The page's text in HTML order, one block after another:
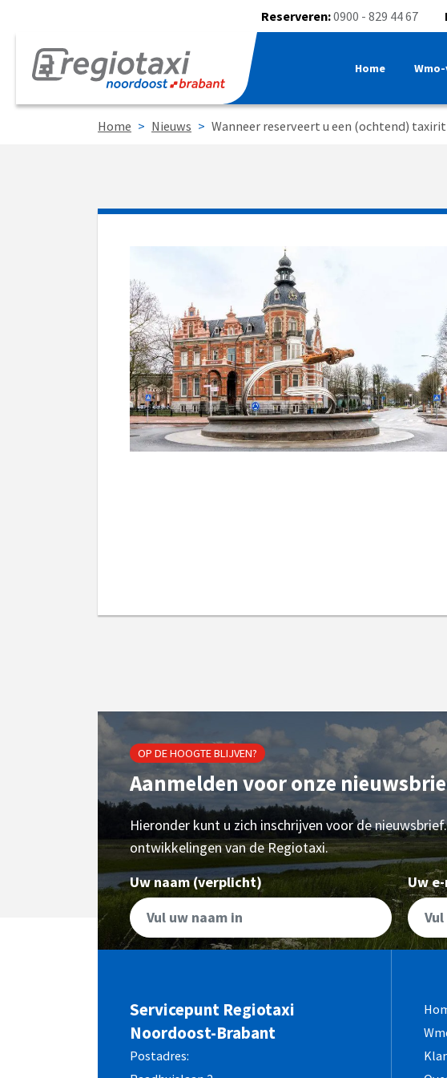
Reserveren:0900 - 829 44 67
Home
Home > Nieuws > Wanneer reserveert u een (ochtend) taxirit
OP DE HOOGTE BLIJVEN?
Aanmelden voor onze
Hieronder kunt u zich inschrijven voor de
ontwikkelingen van de Regiotaxi.
Uw naam (verplicht)
Uw
Servicepunt Regiotaxi
Noordoost-Brabant
Postadres: